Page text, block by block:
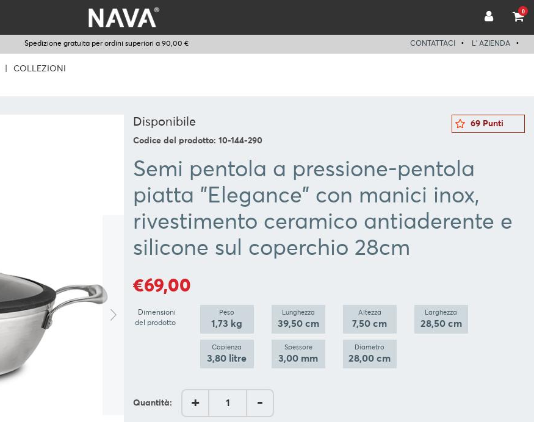
0
Spedizione gratuita per ordini superiori a 90,00 € CONTATTACI L' AZIENDA
COLLEZIONI
Disponibile
Codice del prodotto: 10-144-290
69 Punti
Semi pentola a pressione-pentola
piatta "Elegance" con manici inox,
rivestimento ceramico antiaderente e
silicone sul coperchio 28cm
€69,00
Dimensioni
del prodotto
Peso
1,73 kg
Lunghezza
39,50 cm
Altezza
7,50 cm
Larghezza
28,50 cm
Capienza
3,80 litre
Spessore
3,00 mm
Diametro
28,00 cm
Quantità: + -